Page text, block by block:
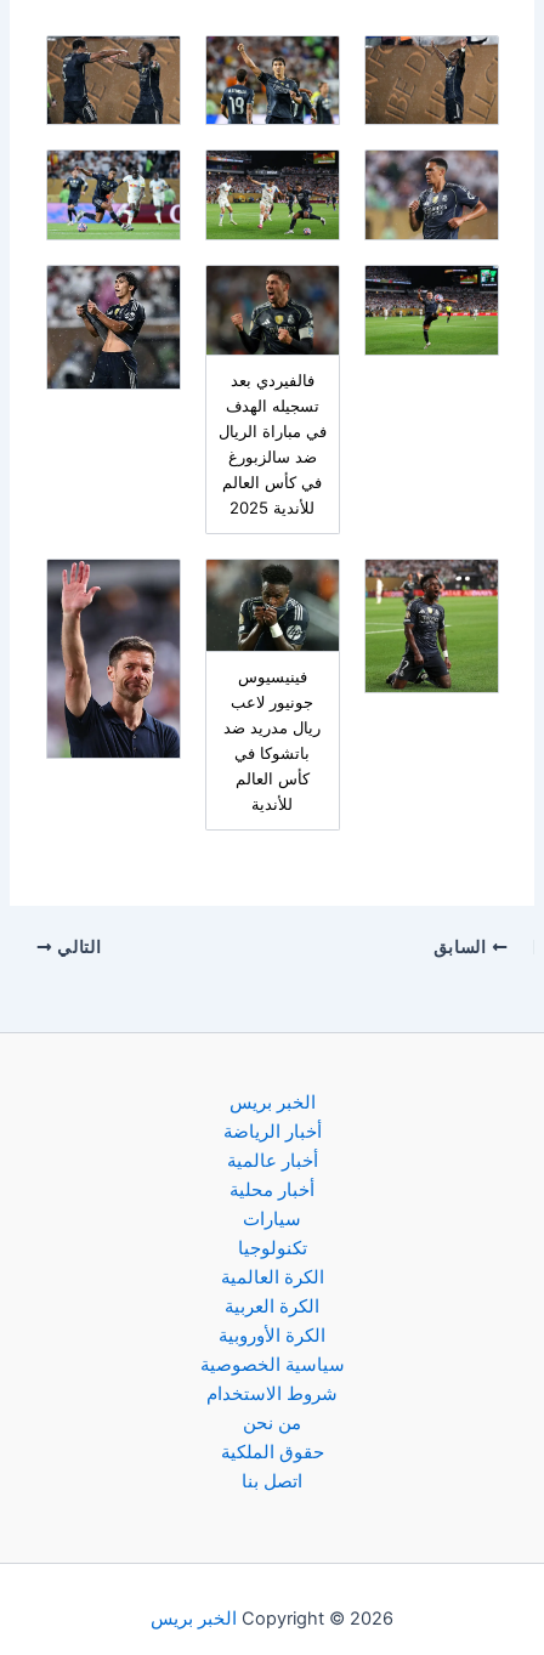
فالفيردي بعد
تسجيله الهدف
في مباراة الريال
ضد سالزبورغ
في كأس العالم
للأندية 2025
فينيسيوس
جونيور لاعب
ريال مدريد ضد
باتشوكا في
كأس العالم
للأندية
السابق التالي
الخبر بريس
أخبار الرياضة
أخبار عالمية
أخبار محلية
سيارات
تكنولوجيا
الكرة العالمية
الكرة العربية
الكرة الأوروبية
سياسية الخصوصية
شروط الاستخدام
من نحن
حقوق الملكية
اتصل بنا
Copyright © 2026 الخبر بريس